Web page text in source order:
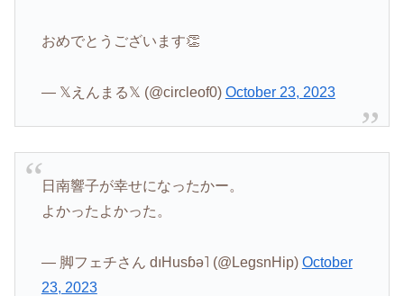
おめでとうございます👏
— ‎𝕏えんまる‎𝕏 (@circleof0) October 23, 2023
日南響子が幸せになったかー。
よかったよかった。
— 脚フェチさん dıHusɓǝ˥ (@LegsnHip) October
23, 2023